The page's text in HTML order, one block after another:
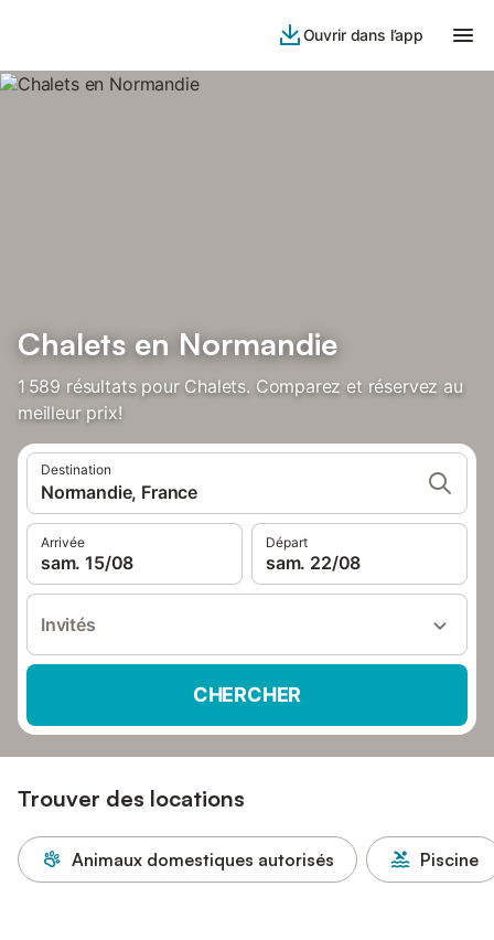
Ouvrir dans l’app
Chalets en Normandie
1 589 résultats pour Chalets. Comparez et réservez au
meilleur prix!
Destination
Normandie, France
Arrivée
sam. 15/08
Départ
sam. 22/08
Invités
CHERCHER
Trouver des locations
Animaux domestiques autorisés Piscine